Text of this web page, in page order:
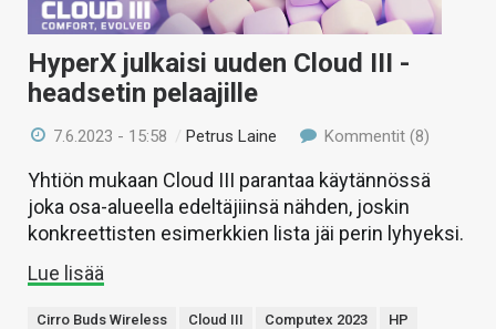
HyperX julkaisi uuden Cloud III -
headsetin pelaajille
7.6.2023 - 15:58 /Petrus Laine Kommentit (8)
Yhtiön mukaan Cloud III parantaa käytännössä
joka osa-alueella edeltäjiinsä nähden, joskin
konkreettisten esimerkkien lista jäi perin lyhyeksi.
Lue lisää
Cirro Buds Wireless Cloud III Computex 2023
HP